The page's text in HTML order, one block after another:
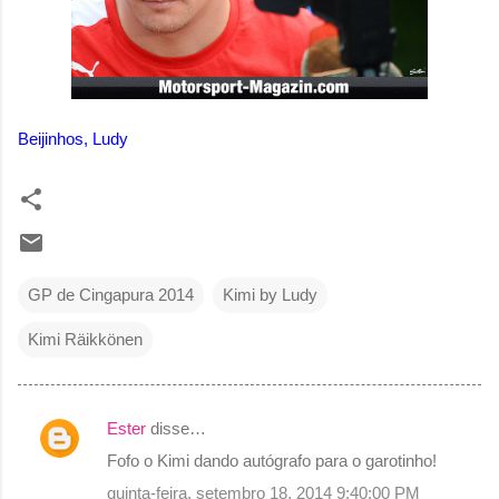
Beijinhos, Ludy
GP de Cingapura 2014 Kimi by Ludy
Kimi Räikkönen
C
Ester disse…
Fofo o Kimi dando autógrafo para o garotinho!
quinta-feira, setembro 18, 2014 9:40:00 PM